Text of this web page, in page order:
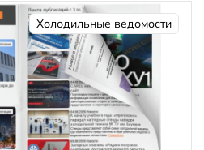
Холодильные ведомости